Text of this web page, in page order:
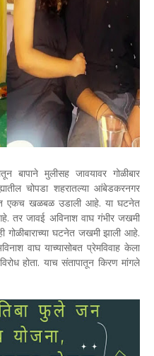
बापाने मुलीसह जावयावर गोळीबार
चोपडा शहरातल्या आंबेडकरनगर
एकच खळबळ उडाली आहे. या घटनेत
तर जावई अविनाश वाघ गंभीर जखमी
घटनेत जखमी झाली आहे.
वाघ याच्यासोबत प्रेमविवाह केला
होता. याच संतापातून किरण मांगले